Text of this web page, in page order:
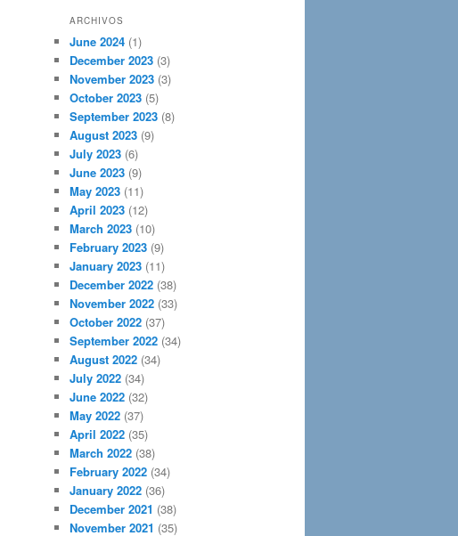
ARCHIVOS
June 2024 (1)
December 2023 (3)
November 2023 (3)
October 2023 (5)
September 2023 (8)
August 2023 (9)
July 2023 (6)
June 2023 (9)
May 2023 (11)
April 2023 (12)
March 2023 (10)
February 2023 (9)
January 2023 (11)
December 2022 (38)
November 2022 (33)
October 2022 (37)
September 2022 (34)
August 2022 (34)
July 2022 (34)
June 2022 (32)
May 2022 (37)
April 2022 (35)
March 2022 (38)
February 2022 (34)
January 2022 (36)
December 2021 (38)
November 2021 (35)